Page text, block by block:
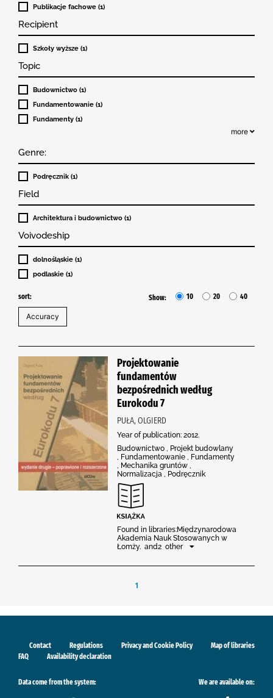
Publikacje fachowe (1)
Recipient
Szkoły wyższe (1)
Topic
Budownictwo (1)
Fundamentowanie (1)
Fundamenty (1)
more
Genre:
Podręcznik (1)
Field
Architektura i budownictwo (1)
Voivodeship
dolnośląskie (1)
podlaskie (1)
sort: Show: 10 20 40
Projektowanie
fundamentów
bezpośrednich według
Eurokodu 7
PUŁA, OLGIERD
Year of publication: 2012.
Budownictwo , Projekt budowlany
, Fundamentowanie , Fundamenty
, Mechanika gruntów ,
Normalizacja , Podręcznik
Found in libraries:Międzynarodowa
Akademia Nauk Stosowanych w
Łomży. and2 other
1
Contact Regulations Privacy and Cookie Policy
Map of libraries
FAQ
Availability declaration
Data come from the system: We are available on: